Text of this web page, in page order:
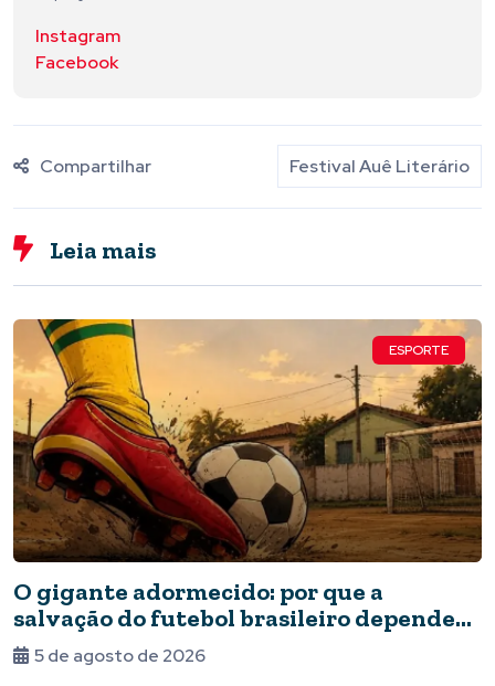
Instagram
Facebook
Compartilhar Festival Auê Literário
Leia mais
ESPORTE
O gigante adormecido: por que a
salvação do futebol brasileiro depende
do Estado e da periferia
5 de agosto de 2026